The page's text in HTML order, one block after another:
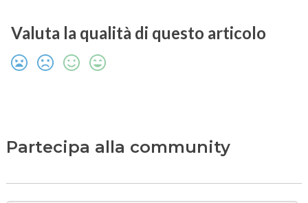
Valuta la qualità di questo articolo
Partecipa alla community